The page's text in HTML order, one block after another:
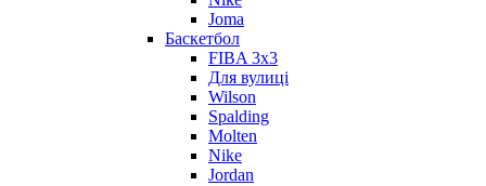
Joma
Баскетбол
FIBA 3x3
Для вулиці
Wilson
Spalding
Molten
Nike
Jordan